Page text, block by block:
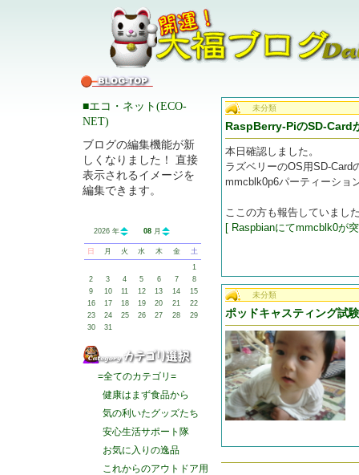
■エコ・ネット(ECO-
NET)
ブログの編集機能が新
しくなりました！ 直接
表示されるイメージを
編集できます。
2026 年 08 月
日 月 火 水 木 金
土
1
2
3 4 5 6 7
8
9
10 11 12 13 14
15
16
17 18 19 20 21
22
23
24 25 26 27 28
29
30
31
=全てのカテゴリ=
健康はまず食品から
気の利いたグッズたち
安心生活サポート隊
お気に入りの逸品
これからのアウトドア用
未分類
RaspBerry-PiのSD-Card
本日確認しました。
ラズベリーのOS用SD-Card
mmcblk0p6パーティーショ
ここの方も報告していまし
[ Raspbianにてmmcblk0が
未分類
ポッドキャスティング試験